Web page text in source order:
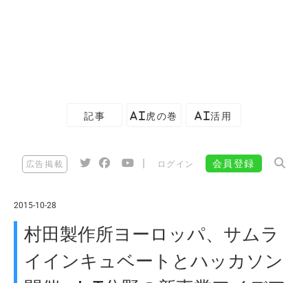
記事 AI虎の巻 AI活用
広告掲載 ログイン 会員登録
2015-10-28
村田製作所ヨーロッパ、サムラ
イインキュベートとハッカソン